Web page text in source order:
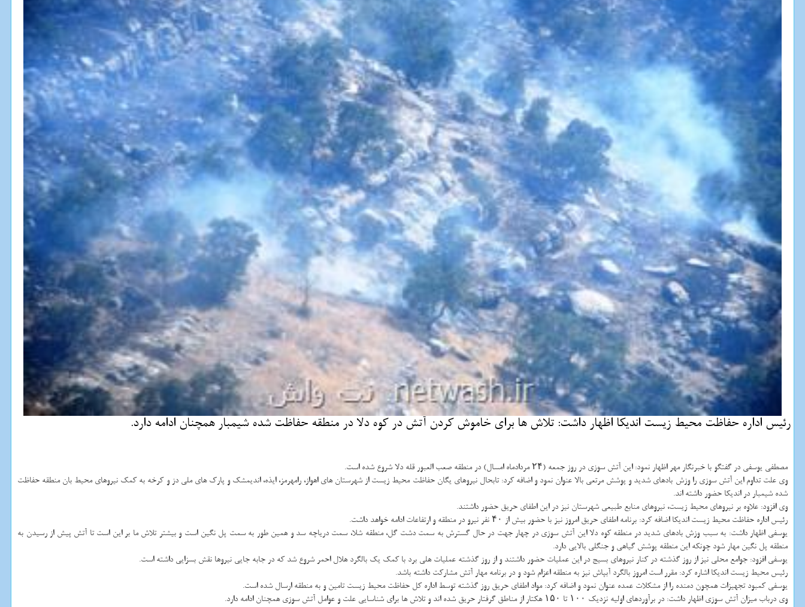
رئیس اداره حفاظت محیط زیست اندیكا اظهار داشت: تلاش ها برای خاموش كردن آتش در كوه دلا در منطقه حفاظت شده شیمبار همچنان ادامه دارد.
مصطفی یوسفی در گفتگو با خبرنگار مهر اظهار نمود: این آتش سوزی در روز جمعه (۲۴ مردادماه امسال) در منطقه صعب العبور قله دلا شروع شده است.
وی علت تداوم این آتش سوزی را وزش بادهای شدید و پوشش مرتعی بالا عنوان نمود و اضافه کرد: تابحال نیروهای یگان حفاظت محیط زیست از شهرستان های اهواز، رامهرمز، ایذه، اندیمشک و پارک های ملی دز و کرخه به کمک نیروهای محیط بان منطقه حفاظت
شده شیمبار در اندیکا حضور داشته اند.
وی افزود: علاوه بر نیروهای محیط زیست، نیروهای منابع طبیعی شهرستان نیز در این اطفای حریق حضور داشتند.
رئیس اداره حفاظت محیط زیست اندیکا اضافه کرد: برنامه اطفای حریق امروز نیز با حضور بیش از ۴۰ نفر نیرو در منطقه و ارتفاعات ادامه خواهد داشت.
یوسفی اظهار داشت: به سبب وزش بادهای شدید در منطقه کوه دلا این آتش سوزی در چهار جهت در حال گسترش به سمت دشت گل، منطقه شلا، سمت دریاچه سد و همین طور به سمت پل نگین است و بیشتر تلاش ما بر این است تا آتش پیش از رسیدن به
منطقه پل نگین مهار شود چونکه این منطقه پوشش گیاهی و جنگلی بالایی دارد.
یوسفی افزود: جوامع محلی نیز از روز گذشته در کنار نیروهای بسیج در این عملیات حضور داشتند و از روز گذشته عملیات هلی برد با کمک یک بالگرد هلال احمر شروع شد که در جابه جایی نیروها نقش بسزایی داشته است.
رئیس محیط زیست اندیکا اشاره کرد: مقرر است امروز بالگرد آبپاش نیز به منطقه اعزام شود و در برنامه مهار آتش مشارکت داشته باشد.
یوسفی کمبود تجهیزات همچون دمنده را از مشکلات عمده عنوان نمود و اضافه کرد: مواد اطفای حریق روز گذشته توسط اداره کل حفاظت محیط زیست تامین و به منطقه ارسال شده است.
وی درباب میزان آتش سوزی اظهار داشت: در برآوردهای اولیه نزدیک ۱۰۰ تا ۱۵۰ هکتار از مناطق گرفتار حریق شده اند و تلاش ها برای شناسایی علت و عوامل آتش سوزی همچنان ادامه دارد.